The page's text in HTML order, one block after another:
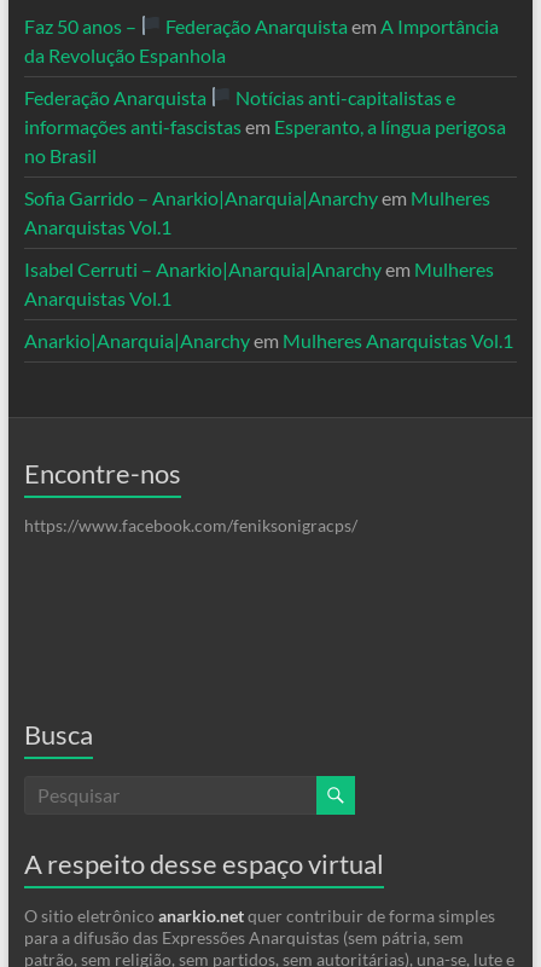
Faz 50 anos – Federação Anarquista em A Importância
da Revolução Espanhola
Federação Anarquista
Notícias anti-capitalistas e
informações anti-fascistasem Esperanto, a língua perigosa
no Brasil
Sofia Garrido – Anarkio|Anarquia|Anarchyem Mulheres
Anarquistas Vol.1
Isabel Cerruti – Anarkio|Anarquia|Anarchyem Mulheres
Anarquistas Vol.1
Anarkio|Anarquia|Anarchyem Mulheres Anarquistas Vol.1
Encontre-nos
https://www.facebook.com/feniksonigracps/
Busca
A respeito desse espaço virtual
O sitio eletrônico anarkio.netquer contribuir de forma simples
para a difusão das Expressões Anarquistas (sem pátria, sem
patrão, sem religião, sem partidos, sem autoritárias), una-se, lute e